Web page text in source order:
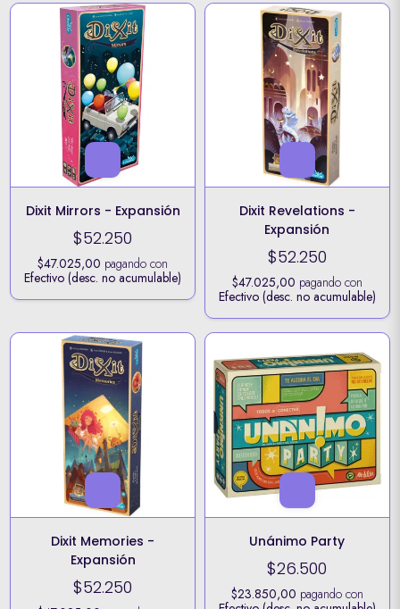
Dixit Mirrors - Expansión
$52.250
$47.025,00 pagando con
Efectivo (desc. no acumulable)
Dixit Revelations -
Expansión
$52.250
$47.025,00 pagando con
Efectivo (desc. no acumulable)
Dixit Memories -
Expansión
$52.250
Unánimo Party
$26.500
$23.850,00 pagando con